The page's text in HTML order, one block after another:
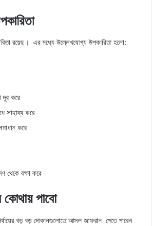
রয়েছ। এর মধ্যে উল্লেখযোগ্য উপকারিতা হলো:
দূর করে
সাহায্য করে
করে
থেকে রক্ষা করে
পাবো
বড় বড় দোকানগুলোতে আসল জাফরান পেতে পারেন